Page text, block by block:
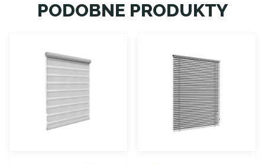
PODOBNE PRODUKTY